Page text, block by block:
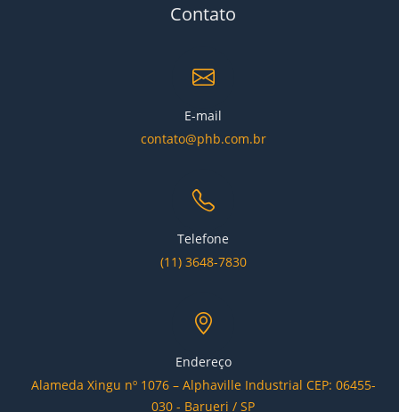
Contato
E-mail
contato@phb.com.br
Telefone
(11) 3648-7830
Endereço
Alameda Xingu nº 1076 – Alphaville Industrial CEP: 06455-
030 - Barueri / SP